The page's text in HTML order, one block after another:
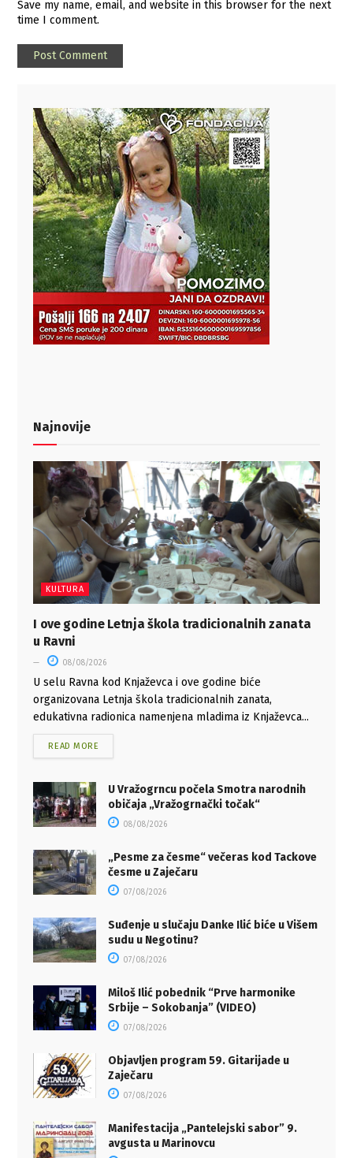
Save my name, email, and website in this browser for the next
time I comment.
Najnovije
KULTURA
I ove godine Letnja škola tradicionalnih zanata
u Ravni
08/08/2026
U selu Ravna kod Knjaževca i ove godine biće
organizovana Letnja škola tradicionalnih zanata,
edukativna radionica namenjena mladima iz Knjaževca...
READ MORE
U Vražogrncu počela Smotra narodnih
običaja „Vražogrnački točak“
08/08/2026
„Pesme za česme“ večeras kod Tackove
česme u Zaječaru
07/08/2026
Suđenje u slučaju Danke Ilić biće u Višem
sudu u Negotinu?
07/08/2026
Miloš Ilić pobednik “Prve harmonike
Srbije – Sokobanja” (VIDEO)
07/08/2026
Objavljen program 59. Gitarijade u
Zaječaru
07/08/2026
Manifestacija „Pantelejski sabor” 9.
avgusta u Marinovcu